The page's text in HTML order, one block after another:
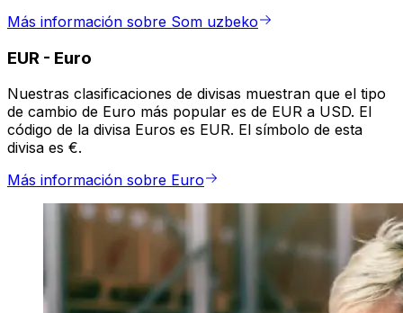
Más información sobre Som uzbeko
EUR - Euro
Nuestras clasificaciones de divisas muestran que el tipo
de cambio de Euro más popular es de EUR a USD. El
código de la divisa Euros es EUR. El símbolo de esta
divisa es €.
Más información sobre Euro